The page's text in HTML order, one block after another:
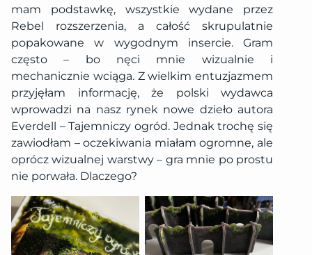
mam podstawkę, wszystkie wydane przez
Rebel rozszerzenia, a całość skrupulatnie
popakowane w wygodnym insercie. Gram
często – bo nęci mnie wizualnie i
mechanicznie wciąga. Z wielkim entuzjazmem
przyjęłam informację, że polski wydawca
wprowadzi na nasz rynek nowe dzieło autora
Everdell – Tajemniczy ogród. Jednak trochę się
zawiodłam – oczekiwania miałam ogromne, ale
oprócz wizualnej warstwy – gra mnie po prostu
nie porwała. Dlaczego?